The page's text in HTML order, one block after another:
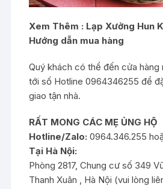
Xem Thêm : Lạp Xưởng Hun
Hướng dẫn mua hàng
Quý khách có thể đến cửa hàng
tới số Hotline 0964346255 để
giao tận nhà.
RẤT MONG CÁC MẸ ỦNG HỘ
Hotline/Zalo: 0964.346.255
Tại Hà Nội:
Phòng 2817, Chung cư số 349
Thanh Xuân , Hà Nội (vui lòng